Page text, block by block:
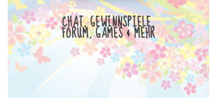
CHAT, GEWINNSPIELE,
FORUM, GAMES & MEHR